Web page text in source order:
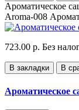
Ароматическое
Aroma-008
723.00 р. Без
В закладки В
Ароматическое